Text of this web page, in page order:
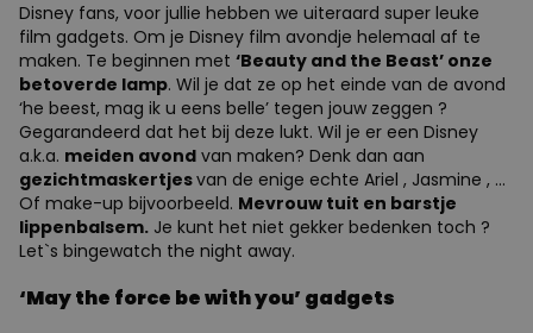
Disney fans, voor jullie hebben we uiteraard super leuke
film gadgets. Om je Disney film avondje helemaal af te
maken. Te beginnen met ‘Beauty and the Beast’ onze
betoverde lamp. Wil je dat ze op het einde van de avond
‘he beest, mag ik u eens belle’ tegen jouw zeggen ?
Gegarandeerd dat het bij deze lukt. Wil je er een Disney
a.k.a. meiden avond van maken? Denk dan aan
gezichtmaskertjesvan de enige echte Ariel , Jasmine , ...
Of make-up bijvoorbeeld. Mevrouw tuit en barstje
lippenbalsem. Je kunt het niet gekker bedenken toch ?
Let`s bingewatch the night away.
‘May the force be with you’ gadgets